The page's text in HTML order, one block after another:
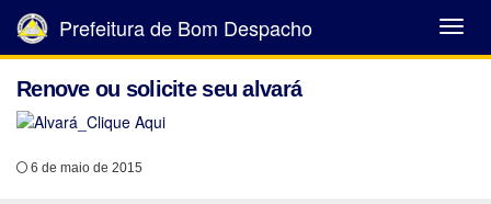
Abrir
Menu
Prefeitura de Bom Despacho
Renove ou solicite seu alvará
6 de maio de 2015